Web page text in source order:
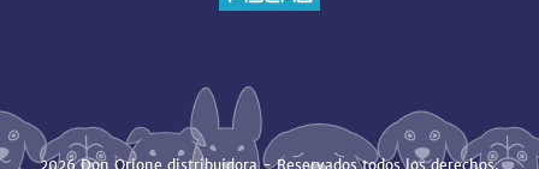
2026 Don Orione distribuidora - Reservados todos los derechos.